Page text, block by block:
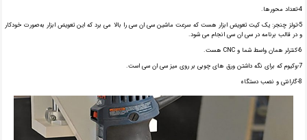
4-تعداد محورها.
5-تولز چنجر: یک کیت تعویض ابزار هست که سرعت ماشین سی ان سی را بالا می برد که این تعویض ابزار به‌صورت خودکار
و در قالب برنامه در سی ان سی انجام می شود.
6-کنترلر همان واسط شما و CNC هست.
7-وکیوم که برای نگه داشتن ورق های چوبی بر روی میز سی ان سی است.
8-گارانتی و نصب دستگاه